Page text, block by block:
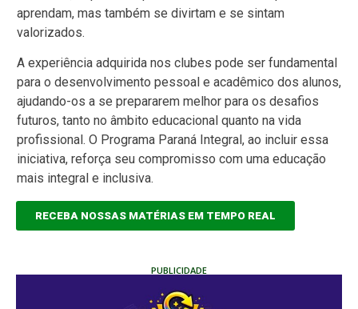
aprendam, mas também se divirtam e se sintam
valorizados.
A experiência adquirida nos clubes pode ser fundamental
para o desenvolvimento pessoal e acadêmico dos alunos,
ajudando-os a se prepararem melhor para os desafios
futuros, tanto no âmbito educacional quanto na vida
profissional. O Programa Paraná Integral, ao incluir essa
iniciativa, reforça seu compromisso com uma educação
mais integral e inclusiva.
RECEBA NOSSAS MATÉRIAS EM TEMPO REAL
PUBLICIDADE